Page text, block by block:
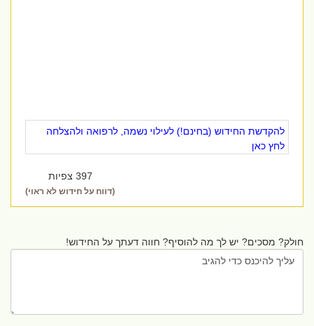
להקדשת החידוש (בחינם!) לעילוי נשמה, לרפואה ולהצלחה
לחץ כאן
397 צפיות
(דווח על חידוש לא ראוי)
חולק? מסכים? יש לך מה להוסיף? חווה דעתך על החידוש!